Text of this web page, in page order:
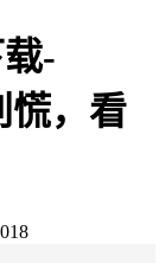
-
慌，看